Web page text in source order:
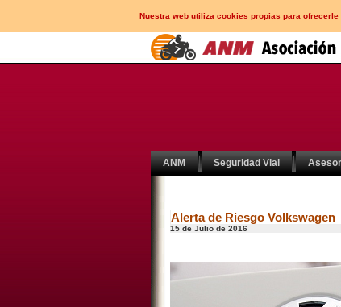
Nuestra web utiliza cookies propias para
ANM Seguridad Vial
Alerta de Riesgo Volkswagen
15 de Julio de 2016